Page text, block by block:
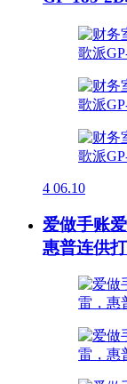
4 06.10
爱做手账
惠普连供